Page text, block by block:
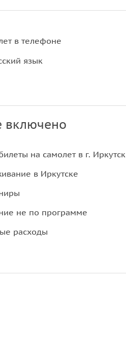
в телефоне
язык
включено
на самолет в г. Иркутск
в Иркутске
не по программе
расходы